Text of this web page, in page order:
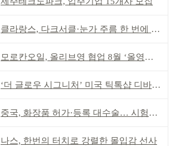
클라랑스, 다크서클·눈가 주름 한 번에 더블 케어
모로칸오일, 올리브영 협업 8월 ‘올영픽’ 선정
‘더 글로우 시그니처’ 미국 틱톡샵 디바이스 부문 1위
중국, 화장품 허가·등록 대수술… 시험자료 공용 허용
나스, 한번의 터치로 강렬한 몰입감 선사